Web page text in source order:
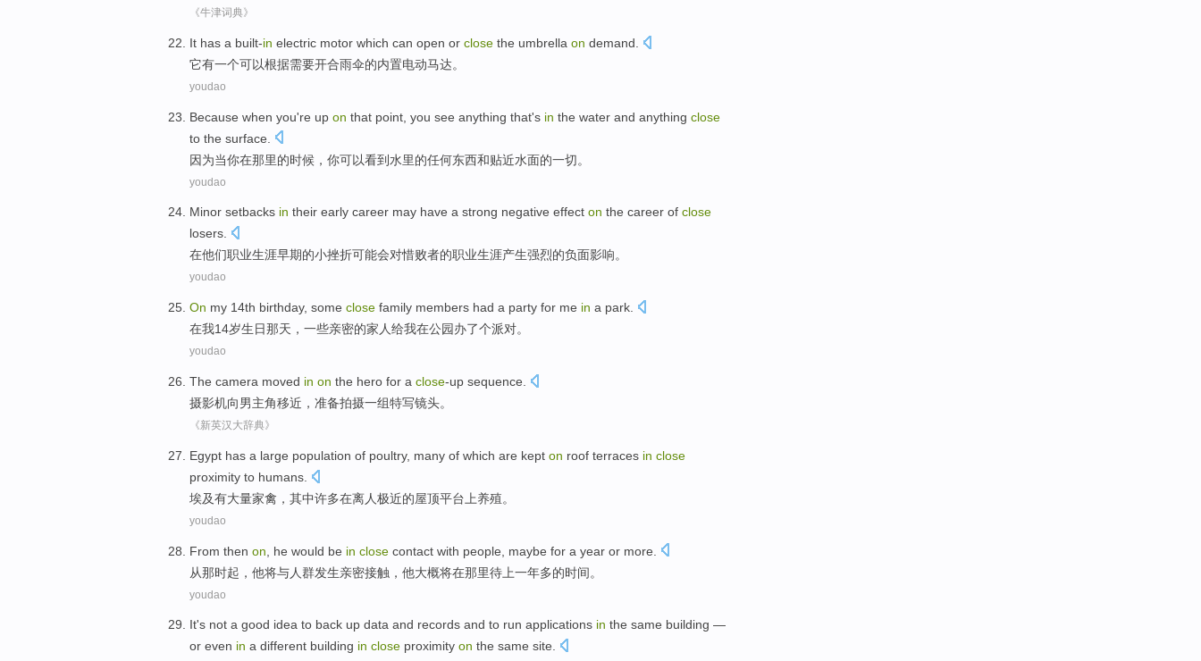
《牛津词典》
It has a built-in electric motor which can open or close the umbrella on demand
它有一个可以根据需要开合雨伞的内置电动马达。
youdao
Because when you're up on that point, you see anything that's in the water and anything close
to the surface
因为当你在那里的时候，你可以看到水里的任何东西和贴近水面的一切。
youdao
Minor setbacks in their early career may have a strong negative effect on the career of close
losers.
在他们职业生涯早期的小挫折可能会对惜败者的职业生涯产生强烈的负面影响。
youdao
On my 14th birthday, some close family members had a party for me in a park.
在我14岁生日那天，一些亲密的家人给我在公园办了个派对。
youdao
The camera moved in on the hero for a close-up sequence.
摄影机向男主角移近 ，准备拍摄一组特写镜头。
《新英汉大辞典》
Egypt has a large population of poultry, many of which are kept on roof terraces in close
proximity to humans.
埃及有大量家禽 ， 其中许多在离人极近的屋顶平台 上养殖。
youdao
From then on he would be in close contact with people maybe for a year or more
从那时起， 他将与人群发生亲密接触 ，他大概将在那里待上一年多的时间。
youdao
It's not a good idea to back up data and records and to run applications in the same building —
or even in a different building in close proximity on the same site.